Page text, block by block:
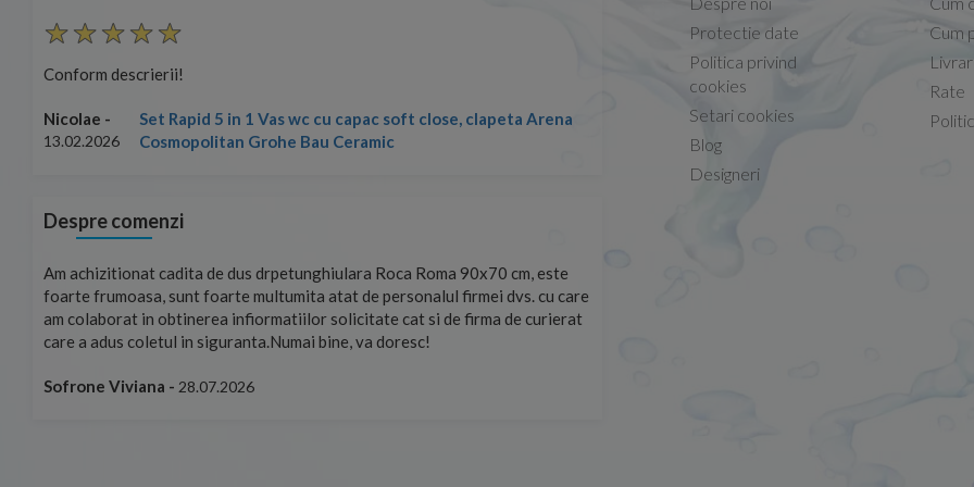
Conform descrierii!
Nicolae -
13.02.2026
Set Rapid 5 in 1 Vas wc cu capac soft close, clapeta Arena
Cosmopolitan Grohe Bau Ceramic
Conform descrierii!
13.02.2026
Despre comenzi
Am achizitionat cadita de dus drpetunghiulara Roca Roma 90x70 cm, este
foarte frumoasa, sunt foarte multumita atat de personalul firmei dvs. cu care
am colaborat in obtinerea infiormatiilor solicitate cat si de firma de curierat
care a adus coletul in siguranta.Numai bine, va doresc!
Sofrone Viviana - 28.07.2026
Protectie date
Politica privind
cookies
Setari cookies
Blog
Designeri
Cum
Rate